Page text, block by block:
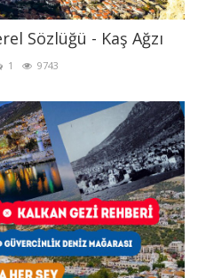
Sözlüğü - Kaş Ağzı
1 9743